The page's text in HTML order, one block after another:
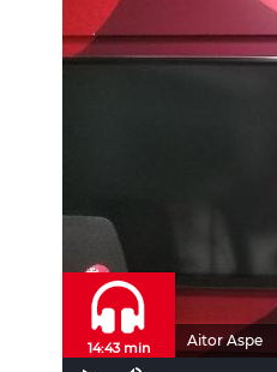
Aitor Aspe
14:43 min